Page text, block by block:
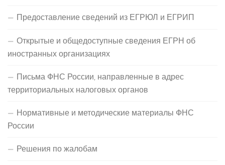
Предоставление сведений из ЕГРЮЛ и ЕГРИП
Открытые и общедоступные сведения ЕГРН об
иностранных организациях
Письма ФНС России, направленные в адрес
территориальных налоговых органов
Нормативные и методические материалы ФНС
России
Решения по жалобам